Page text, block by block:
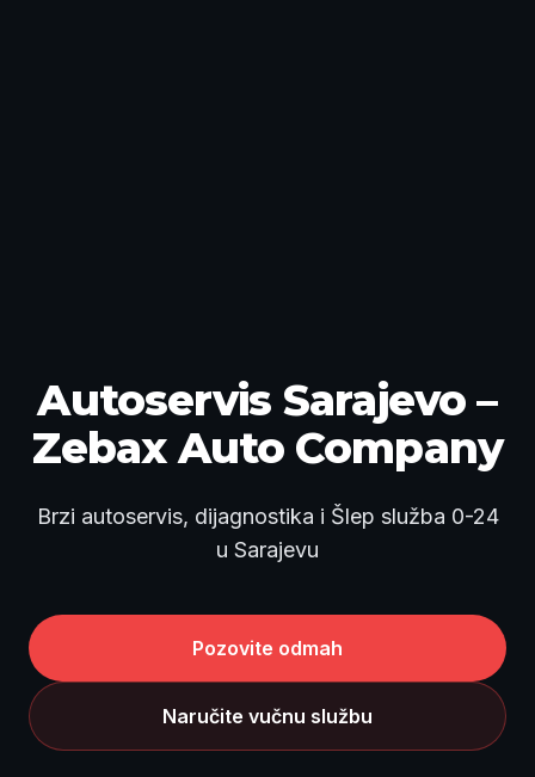
Autoservis Sarajevo –
Zebax Auto Company
Brzi autoservis, dijagnostika i Šlep služba 0-24
u Sarajevu
Pozovite odmah
Naručite vučnu službu